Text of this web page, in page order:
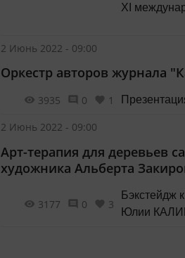
XI
2 Июнь 2022 - 09:00
Оркестр авторов журнала
3935 0 1
2 Июнь 2022 - 09:00
Арт-терапия для деревьев
художника Альберта
Юлии
3177 0 3